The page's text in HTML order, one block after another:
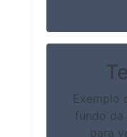
Exemplo
fundo da
para